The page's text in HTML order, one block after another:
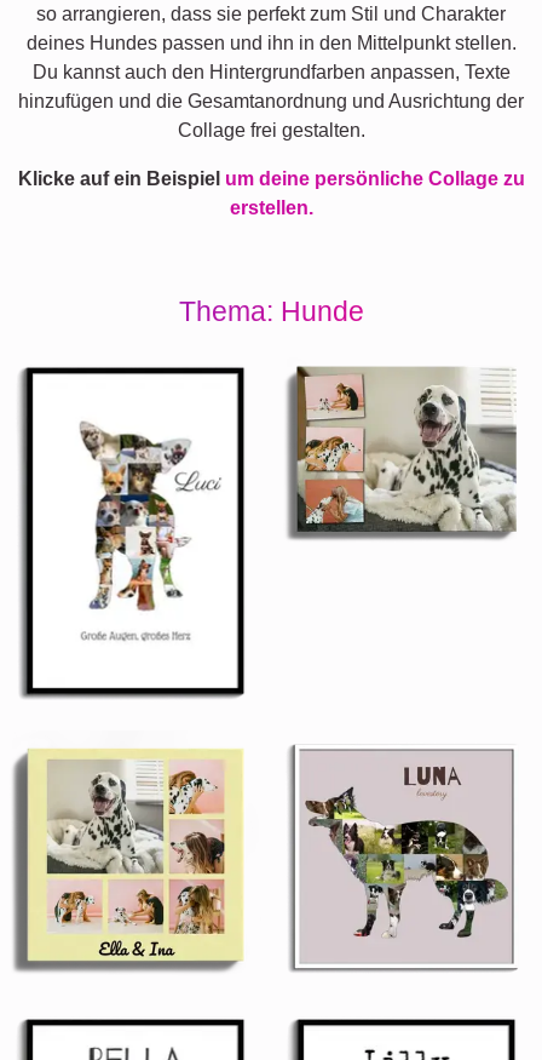
so arrangieren, dass sie perfekt zum Stil und Charakter
deines Hundes passen und ihn in den Mittelpunkt stellen.
Du kannst auch den Hintergrundfarben anpassen, Texte
hinzufügen und die Gesamtanordnung und Ausrichtung der
Collage frei gestalten.
Klicke auf ein Beispiel um deine persönliche Collage zu
erstellen.
Thema: Hunde